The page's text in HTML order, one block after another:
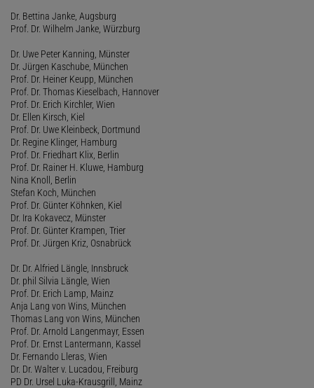
Dr. Bettina Janke, Augsburg
Prof. Dr. Wilhelm Janke, Würzburg
Dr. Uwe Peter Kanning, Münster
Dr. Jürgen Kaschube, München
Prof. Dr. Heiner Keupp, München
Prof. Dr. Thomas Kieselbach, Hannover
Prof. Dr. Erich Kirchler, Wien
Dr. Ellen Kirsch, Kiel
Prof. Dr. Uwe Kleinbeck, Dortmund
Dr. Regine Klinger, Hamburg
Prof. Dr. Friedhart Klix, Berlin
Prof. Dr. Rainer H. Kluwe, Hamburg
Nina Knoll, Berlin
Stefan Koch, München
Prof. Dr. Günter Köhnken, Kiel
Dr. Ira Kokavecz, Münster
Prof. Dr. Günter Krampen, Trier
Prof. Dr. Jürgen Kriz, Osnabrück
Dr. Dr. Alfried Längle, Innsbruck
Dr. phil Silvia Längle, Wien
Prof. Dr. Erich Lamp, Mainz
Anja Lang von Wins, München
Thomas Lang von Wins, München
Prof. Dr. Arnold Langenmayr, Essen
Prof. Dr. Ernst Lantermann, Kassel
Dr. Fernando Lleras, Wien
Dr. Dr. Walter v. Lucadou, Freiburg
PD Dr. Ursel Luka-Krausgrill, Mainz